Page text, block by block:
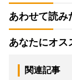
あわせて読み
あなたにオス
関連記事